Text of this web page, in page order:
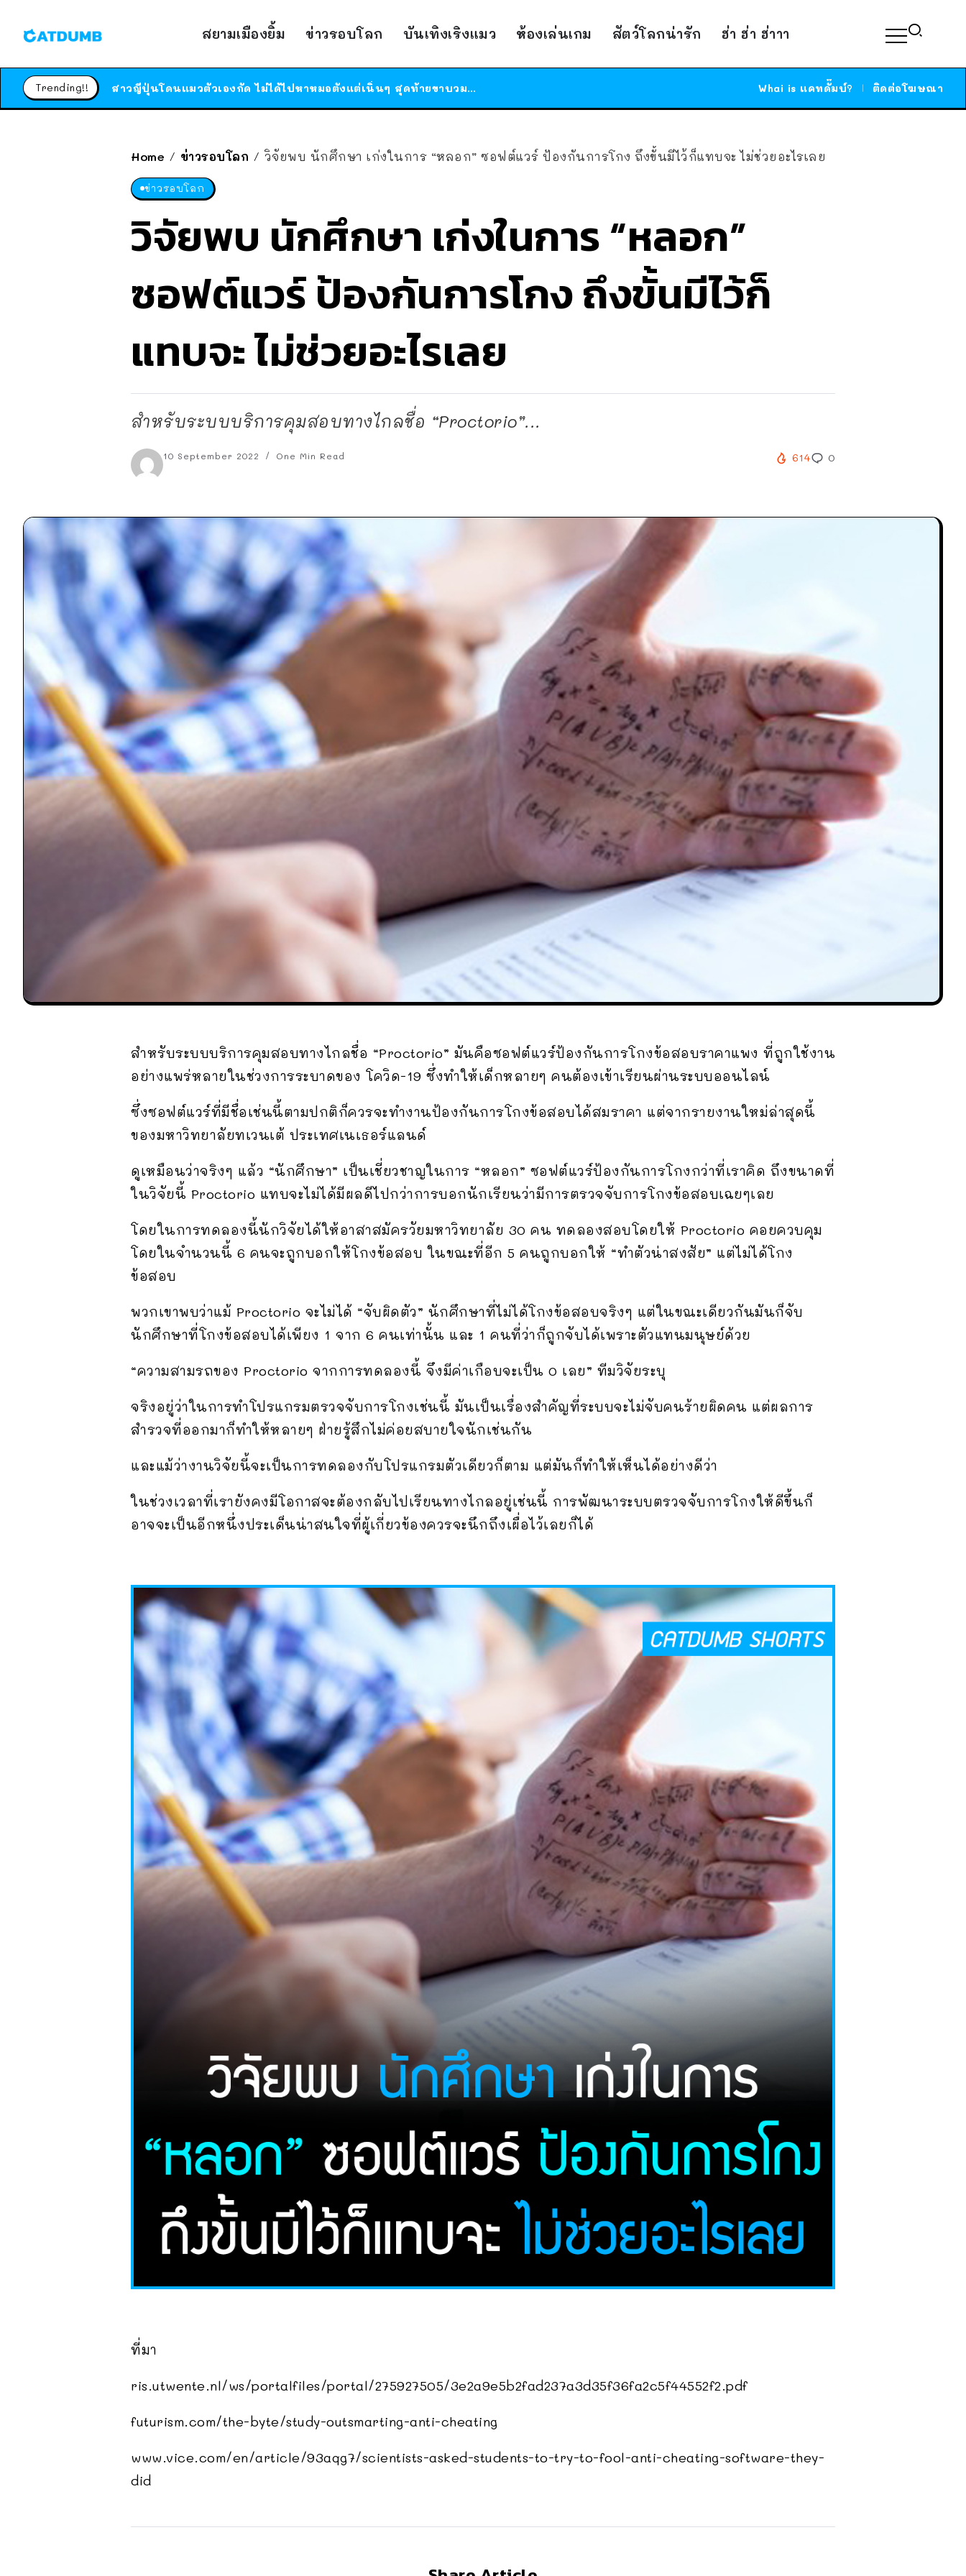
สยามเมืองยิ้ม ข่าวรอบโลก บันเทิงเริงแมว ห้องเล่นเกม สัตว์โลกน่ารัก ฮ่า ฮ่า ฮ่าาา
Trending!!
ร้านอาหารในนิวยอร์กประกาศปิดตัวลง หลังอยู่มานานกว่า 45 ปี ติดป้ายขอบคุณลูกค้าทุกคน แถมสูตรทำไวท์ซอสให้แบบจัดเต็ม
ได้เวลาเด็กหนวดรวมตัว RF Online Next เปิดให้เล่นแล้ว เกม Sci-Fi MMORPG ระดับตำนาน เล่นได้ทั้งมือถือและ PC Whai is แคทดั๊มบ์? ติดต่อโฆษณา
Home / ข่าวรอบโลก / วิจัยพบ นักศึกษา เก่งในการ “หลอก” ซอฟต์แวร์ ป้องกันการโกง ถึงขั้นมีไว้ก็แทบจะ ไม่ช่วยอะไรเลย
ข่าวรอบโลก
วิจัยพบ นักศึกษา เก่งในการ “หลอก”
ซอฟต์แวร์ ป้องกันการโกง ถึงขั้นมีไว้ก็
แทบจะ ไม่ช่วยอะไรเลย
สำหรับระบบบริการคุมสอบทางไกลชื่อ “Proctorio”...
10 September 2022 One Min Read 614 0
สำหรับระบบบริการคุมสอบทางไกลชื่อ “Proctorio” มันคือซอฟต์แวร์ป้องกันการโกงข้อสอบราคาแพง ที่ถูกใช้งาน
อย่างแพร่หลายในช่วงการระบาดของ โควิด-19 ซึ่งทำให้เด็กหลายๆ คนต้องเข้าเรียนผ่านระบบออนไลน์
ซึ่งซอฟต์แวร์ที่มีชื่อเช่นนี้ตามปกติก็ควรจะทำงานป้องกันการโกงข้อสอบได้สมราคา แต่จากรายงานใหม่ล่าสุดนี้
ของมหาวิทยาลัยทเวนเต้ ประเทศเนเธอร์แลนด์
ดูเหมือนว่าจริงๆ แล้ว “นักศึกษา” เป็นเชี่ยวชาญในการ “หลอก” ซอฟต์แวร์ป้องกันการโกงกว่าที่เราคิด ถึงขนาดที่
ในวิจัยนี้ Proctorio แทบจะไม่ได้มีผลดีไปกว่าการบอกนักเรียนว่ามีการตรวจจับการโกงข้อสอบเฉยๆเลย
โดยในการทดลองนี้นักวิจัยได้ให้อาสาสมัครวัยมหาวิทยาลัย 30 คน ทดลองสอบโดยให้ Proctorio คอยควบคุม
โดยในจำนวนนี้ 6 คนจะถูกบอกให้โกงข้อสอบ ในขณะที่อีก 5 คนถูกบอกให้ “ทำตัวน่าสงสัย” แต่ไม่ได้โกง
ข้อสอบ
พวกเขาพบว่าแม้ Proctorio จะไม่ได้ “จับผิดตัว” นักศึกษาที่ไม่ได้โกงข้อสอบจริงๆ แต่ในขณะเดียวกันมันก็จับ
นักศึกษาที่โกงข้อสอบได้เพียง 1 จาก 6 คนเท่านั้น และ 1 คนที่ว่าก็ถูกจับได้เพราะตัวแทนมนุษย์ด้วย
“ความสามรถของ Proctorio จากการทดลองนี้ จึงมีค่าเกือบจะเป็น 0 เลย” ทีมวิจัยระบุ
จริงอยู่ว่าในการทำโปรแกรมตรวจจับการโกงเช่นนี้ มันเป็นเรื่องสำคัญที่ระบบจะไม่จับคนร้ายผิดคน แต่ผลการ
สำรวจที่ออกมาก็ทำให้หลายๆ ฝ่ายรู้สึกไม่ค่อยสบายใจนักเช่นกัน
และแม้ว่างานวิจัยนี้จะเป็นการทดลองกับโปรแกรมตัวเดียวก็ตาม แต่มันก็ทำให้เห็นได้อย่างดีว่า
ในช่วงเวลาที่เรายังคงมีโอกาสจะต้องกลับไปเรียนทางไกลอยู่เช่นนี้ การพัฒนาระบบตรวจจับการโกงให้ดีขึ้นก็
อาจจะเป็นอีกหนึ่งประเด็นน่าสนใจที่ผู้เกี่ยวข้องควรจะนึกถึงเผื่อไว้เลยก็ได้
ที่มา
ris.utwente.nl/ws/portalfiles/portal/275927505/3e2a9e5b2fad237a3d35f36fa2c5f44552f2.pdf
futurism.com/the-byte/study-outsmarting-anti-cheating
www.vice.com/en/article/93aqg7/scientists-asked-students-to-try-to-fool-anti-cheating-software-they-
did